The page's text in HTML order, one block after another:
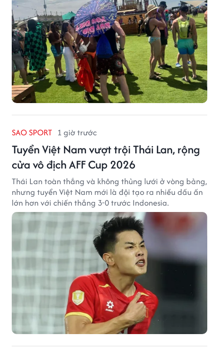
SAO SPORT 1 giờ trước
Tuyển Việt Nam vượt trội Thái Lan, rộng
cửa vô địch AFF Cup 2026
Thái Lan toàn thắng và không thủng lưới ở vòng bảng,
nhưng tuyển Việt Nam mới là đội tạo ra nhiều dấu ấn
lớn hơn với chiến thắng 3-0 trước Indonesia.